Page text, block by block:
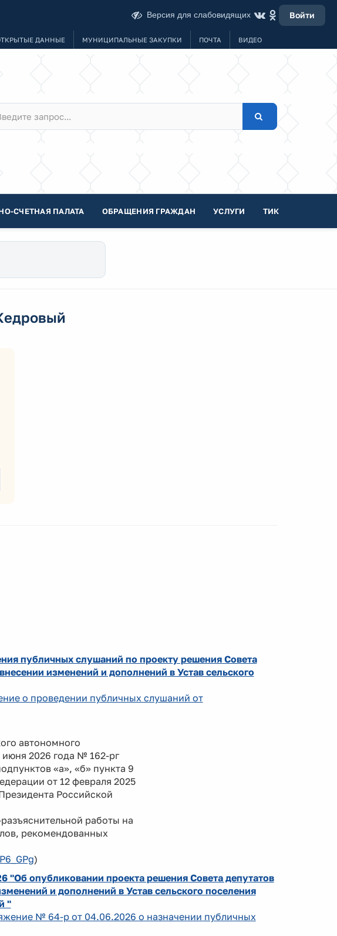
Версия для слабовидящих Войти
ДАННЫЕ МУНИЦИПАЛЬНЫЕ ЗАКУПКИ ПОЧТА ВИДЕО
СЧЕТНАЯ ПАЛАТА ОБРАЩЕНИЯ ГРАЖДАН УСЛУГИ ТИК
публичных слушаний по проекту решения Совета
изменений и дополнений в Устав сельского
о проведении публичных слушаний от
автономного
июня 2026 года № 162-рг
«а», «б» пункта 9
от 12 февраля 2025
Российской
работы на
рекомендованных
)
опубликовании проекта решения Совета депутатов
и дополнений в Устав сельского поселения
"
№ 64-р от 04.06.2026 о назначении публичных